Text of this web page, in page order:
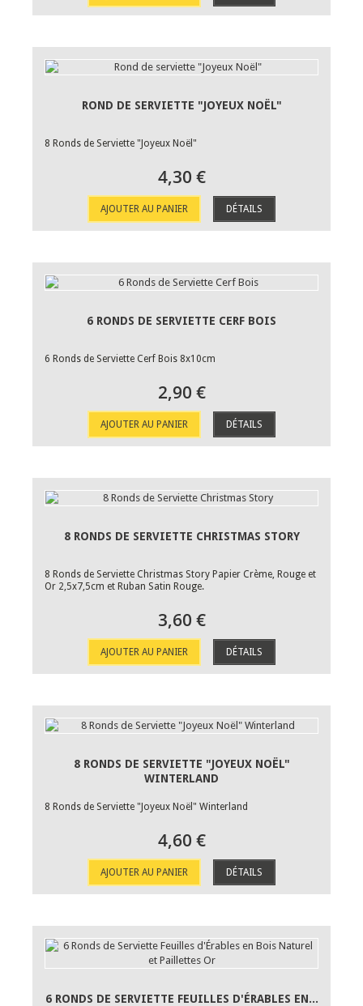
ROND DE SERVIETTE "JOYEUX NOËL"
8 Ronds de Serviette "Joyeux Noël"
4,30 €
AJOUTER AU PANIER DÉTAILS
6 RONDS DE SERVIETTE CERF BOIS
6 Ronds de Serviette Cerf Bois 8x10cm
2,90 €
AJOUTER AU PANIER DÉTAILS
8 RONDS DE SERVIETTE CHRISTMAS STORY
8 Ronds de Serviette Christmas Story Papier Crème, Rouge et
Or 2,5x7,5cm et Ruban Satin Rouge.
3,60 €
AJOUTER AU PANIER DÉTAILS
8 RONDS DE SERVIETTE "JOYEUX NOËL"
WINTERLAND
8 Ronds de Serviette "Joyeux Noël" Winterland
4,60 €
AJOUTER AU PANIER DÉTAILS
6 RONDS DE SERVIETTE FEUILLES D'ÉRABLES EN...